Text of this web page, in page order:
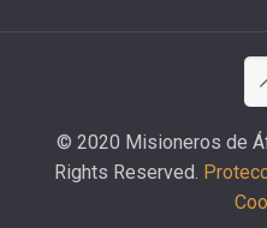
© 2020 Misioneros de
Rights Reserved.